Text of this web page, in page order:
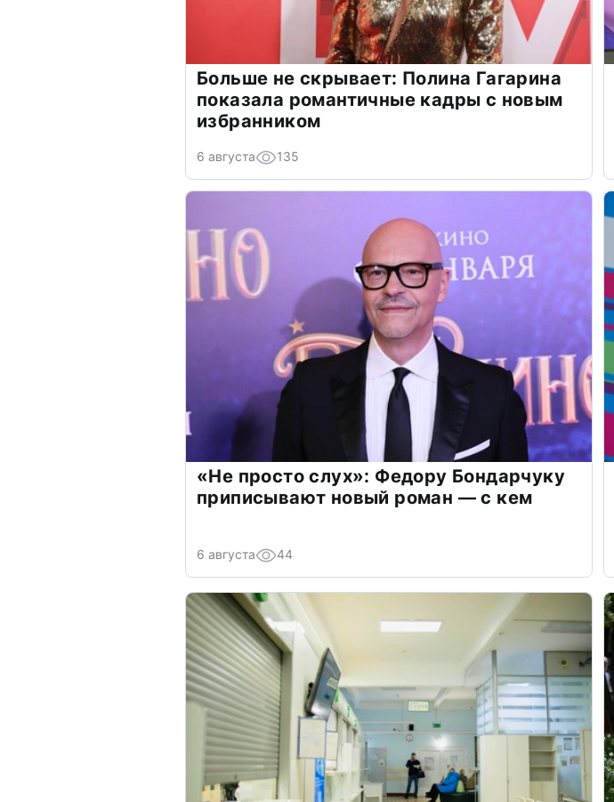
Больше не скрывает: Полина Гагарина
показала романтичные кадры с новым
избранником
6 августа 135
«Не просто слух»: Федору Бондарчуку
приписывают новый роман — с кем
6 августа 44